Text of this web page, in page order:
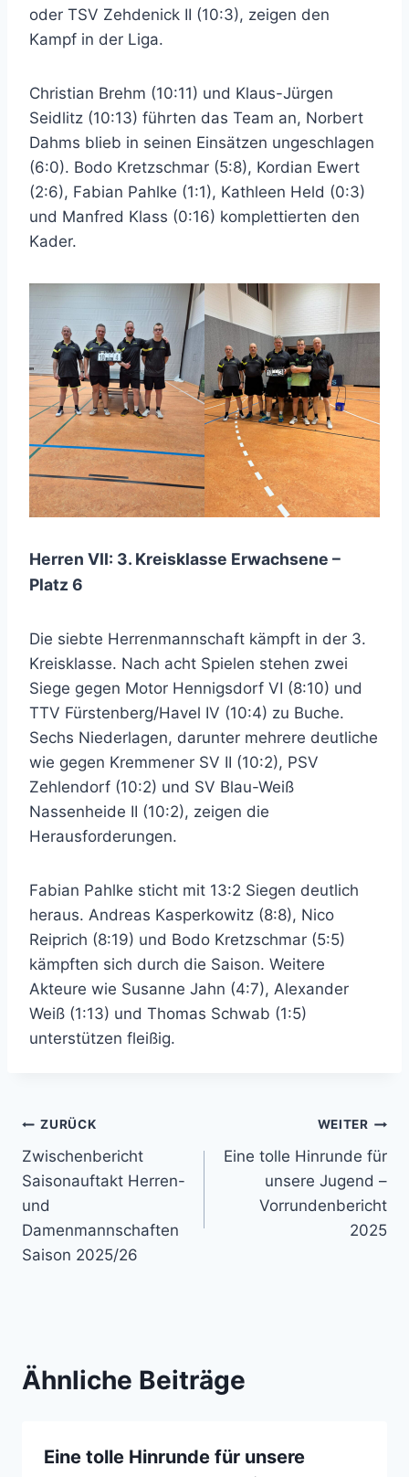
oder TSV Zehdenick II (10:3), zeigen den
Kampf in der Liga.
Christian Brehm (10:11) und Klaus-Jürgen
Seidlitz (10:13) führten das Team an, Norbert
Dahms blieb in seinen Einsätzen ungeschlagen
(6:0). Bodo Kretzschmar (5:8), Kordian Ewert
(2:6), Fabian Pahlke (1:1), Kathleen Held (0:3)
und Manfred Klass (0:16) komplettierten den
Kader.
Herren VII: 3. Kreisklasse Erwachsene –
Platz 6
Die siebte Herrenmannschaft kämpft in der 3.
Kreisklasse. Nach acht Spielen stehen zwei
Siege gegen Motor Hennigsdorf VI (8:10) und
TTV Fürstenberg/Havel IV (10:4) zu Buche.
Sechs Niederlagen, darunter mehrere deutliche
wie gegen Kremmener SV II (10:2), PSV
Zehlendorf (10:2) und SV Blau-Weiß
Nassenheide II (10:2), zeigen die
Herausforderungen.
Fabian Pahlke sticht mit 13:2 Siegen deutlich
heraus. Andreas Kasperkowitz (8:8), Nico
Reiprich (8:19) und Bodo Kretzschmar (5:5)
kämpften sich durch die Saison. Weitere
Akteure wie Susanne Jahn (4:7), Alexander
Weiß (1:13) und Thomas Schwab (1:5)
unterstützen fleißig.
Beitragsnavigation
ZURÜCK
Zwischenbericht
Saisonauftakt Herren-
und
Damenmannschaften
Saison 2025/26
WEITER
Eine tolle Hinrunde für
unsere Jugend –
Vorrundenbericht
2025
Ähnliche Beiträge
Eine tolle Hinrunde für unsere